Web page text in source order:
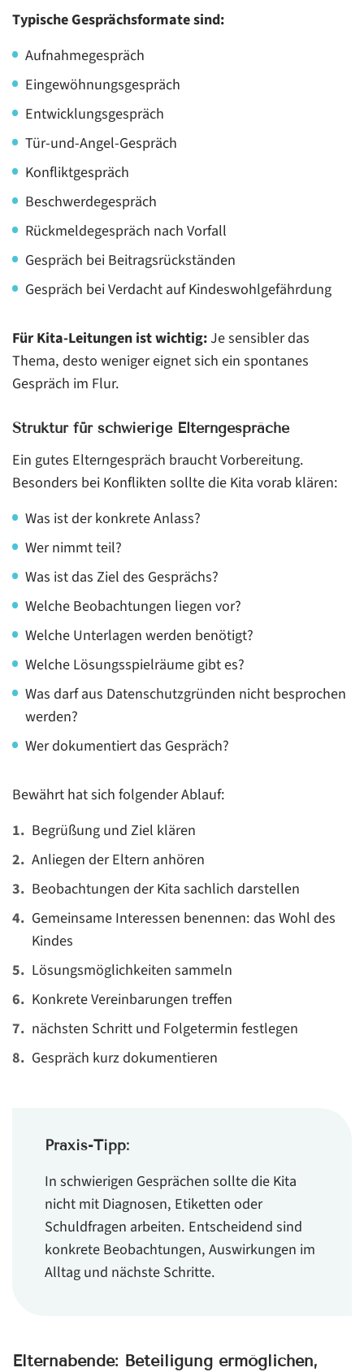
Typische Gesprächsformate sind:
Aufnahmegespräch
Eingewöhnungsgespräch
Entwicklungsgespräch
Tür-und-Angel-Gespräch
Konfliktgespräch
Beschwerdegespräch
Rückmeldegespräch nach Vorfall
Gespräch bei Beitragsrückständen
Gespräch bei Verdacht auf Kindeswohlgefährdung
Für Kita-Leitungen ist wichtig:Je sensibler das
Thema, desto weniger eignet sich ein spontanes
Gespräch im Flur.
Struktur für schwierige Elterngespräche
Ein gutes Elterngespräch braucht Vorbereitung.
Besonders bei Konflikten sollte die Kita vorab klären:
Was ist der konkrete Anlass?
Wer nimmt teil?
Was ist das Ziel des Gesprächs?
Welche Beobachtungen liegen vor?
Welche Unterlagen werden benötigt?
Welche Lösungsspielräume gibt es?
Was darf aus Datenschutzgründen nicht besprochen
werden?
Wer dokumentiert das Gespräch?
Bewährt hat sich folgender Ablauf:
Begrüßung und Ziel klären
Anliegen der Eltern anhören
Beobachtungen der Kita sachlich darstellen
Gemeinsame Interessen benennen: das Wohl des
Kindes
Lösungsmöglichkeiten sammeln
Konkrete Vereinbarungen treffen
nächsten Schritt und Folgetermin festlegen
Gespräch kurz dokumentieren
Praxis-Tipp:
In schwierigen Gesprächen sollte die Kita
nicht mit Diagnosen, Etiketten oder
Schuldfragen arbeiten. Entscheidend sind
konkrete Beobachtungen, Auswirkungen im
Alltag und nächste Schritte.
Elternabende: Beteiligung ermöglichen,